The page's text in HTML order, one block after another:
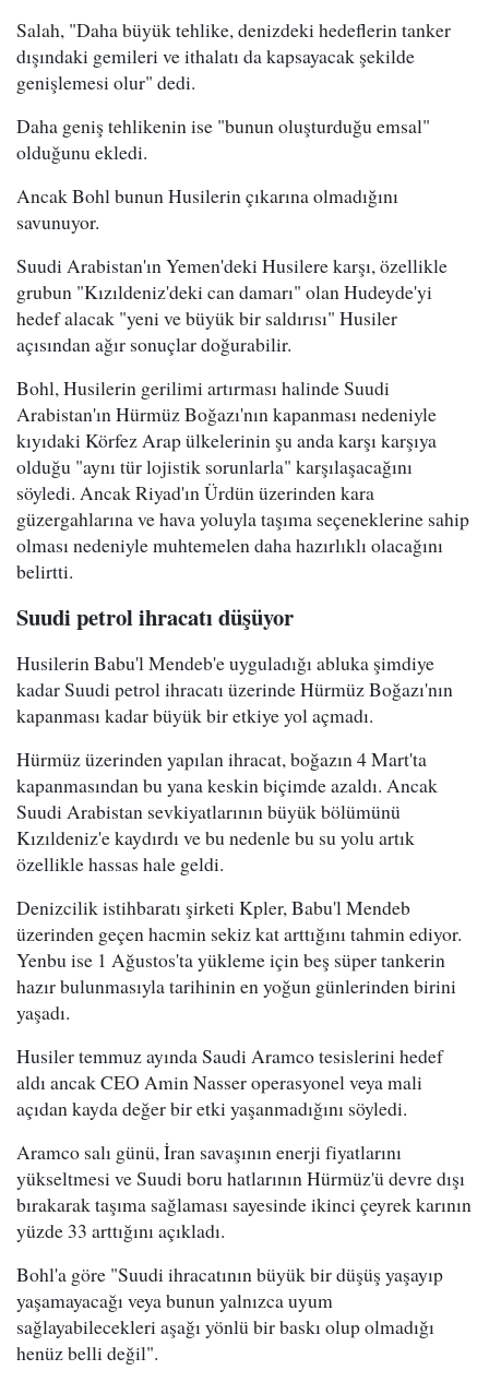
Salah, "Daha büyük tehlike, denizdeki hedeflerin tanker
dışındaki gemileri ve ithalatı da kapsayacak şekilde
genişlemesi olur" dedi.
Daha geniş tehlikenin ise "bunun oluşturduğu emsal"
olduğunu ekledi.
Ancak Bohl bunun Husilerin çıkarına olmadığını
savunuyor.
Suudi Arabistan'ın Yemen'deki Husilere karşı, özellikle
grubun "Kızıldeniz'deki can damarı" olan Hudeyde'yi
hedef alacak "yeni ve büyük bir saldırısı" Husiler
açısından ağır sonuçlar doğurabilir.
Bohl, Husilerin gerilimi artırması halinde Suudi
Arabistan'ın Hürmüz Boğazı'nın kapanması nedeniyle
kıyıdaki Körfez Arap ülkelerinin şu anda karşı karşıya
olduğu "aynı tür lojistik sorunlarla" karşılaşacağını
söyledi. Ancak Riyad'ın Ürdün üzerinden kara
güzergahlarına ve hava yoluyla taşıma seçeneklerine sahip
olması nedeniyle muhtemelen daha hazırlıklı olacağını
belirtti.
Suudi petrol ihracatı düşüyor
Husilerin Babu'l Mendeb'e uyguladığı abluka şimdiye
kadar Suudi petrol ihracatı üzerinde Hürmüz Boğazı'nın
kapanması kadar büyük bir etkiye yol açmadı.
Hürmüz üzerinden yapılan ihracat, boğazın 4 Mart'ta
kapanmasından bu yana keskin biçimde azaldı. Ancak
Suudi Arabistan sevkiyatlarının büyük bölümünü
Kızıldeniz'e kaydırdı ve bu nedenle bu su yolu artık
özellikle hassas hale geldi.
Denizcilik istihbaratı şirketi Kpler, Babu'l Mendeb
üzerinden geçen hacmin sekiz kat arttığını tahmin ediyor.
Yenbu ise 1 Ağustos'ta yükleme için beş süper tankerin
hazır bulunmasıyla tarihinin en yoğun günlerinden birini
yaşadı.
Husiler temmuz ayında Saudi Aramco tesislerini hedef
aldı ancak CEO Amin Nasser operasyonel veya mali
açıdan kayda değer bir etki yaşanmadığını söyledi.
Aramco salı günü, İran savaşının enerji fiyatlarını
yükseltmesi ve Suudi boru hatlarının Hürmüz'ü devre dışı
bırakarak taşıma sağlaması sayesinde ikinci çeyrek karının
yüzde 33 arttığını açıkladı.
Bohl'a göre "Suudi ihracatının büyük bir düşüş yaşayıp
yaşamayacağı veya bunun yalnızca uyum
sağlayabilecekleri aşağı yönlü bir baskı olup olmadığı
henüz belli değil".